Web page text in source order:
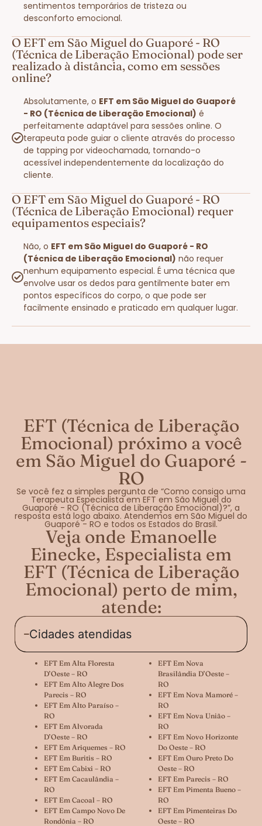
sentimentos temporários de tristeza ou
desconforto emocional.
O EFT em São Miguel do Guaporé - RO
(Técnica de Liberação Emocional) pode ser
realizado à distância, como em sessões
online?
Absolutamente, o EFT em São Miguel do Guaporé
- RO (Técnica de Liberação Emocional) é
perfeitamente adaptável para sessões online. O
terapeuta pode guiar o cliente através do processo
de tapping por videochamada, tornando-o
acessível independentemente da localização do
cliente.
O EFT em São Miguel do Guaporé - RO
(Técnica de Liberação Emocional) requer
equipamentos especiais?
Não, o EFT em São Miguel do Guaporé - RO
(Técnica de Liberação Emocional) não requer
nenhum equipamento especial. É uma técnica que
envolve usar os dedos para gentilmente bater em
pontos específicos do corpo, o que pode ser
facilmente ensinado e praticado em qualquer lugar.
EFT (Técnica de Liberação
Emocional) próximo a você
em São Miguel do Guaporé -
RO
Se você fez a simples pergunta de “Como consigo uma
Terapeuta Especialista em EFT em São Miguel do
Guaporé - RO (Técnica de Liberação Emocional)?”, a
resposta está logo abaixo. Atendemos em São Miguel do
Guaporé - RO e todos os Estados do Brasil.
Veja onde Emanoelle
Einecke, Especialista em
EFT (Técnica de Liberação
Emocional) perto de mim,
atende:
Cidades atendidas
EFT Em Alta Floresta
D’Oeste – RO
EFT Em Alto Alegre Dos
Parecis – RO
EFT Em Alto Paraíso –
RO
EFT Em Alvorada
D’Oeste – RO
EFT Em Ariquemes – RO
EFT Em Buritis – RO
EFT Em Cabixi – RO
EFT Em Cacaulândia –
RO
EFT Em Cacoal – RO
EFT Em Campo Novo De
Rondônia – RO
EFT Em Nova
Brasilândia D’Oeste –
RO
EFT Em Nova Mamoré –
RO
EFT Em Nova União –
RO
EFT Em Novo Horizonte
Do Oeste – RO
EFT Em Ouro Preto Do
Oeste – RO
EFT Em Parecis – RO
EFT Em Pimenta Bueno –
RO
EFT Em Pimenteiras Do
Oeste – RO